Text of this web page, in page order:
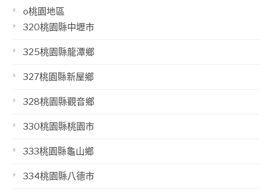
o桃園地區
320桃園縣中壢市
325桃園縣龍潭鄉
327桃園縣新屋鄉
328桃園縣觀音鄉
330桃園縣桃園市
333桃園縣龜山鄉
334桃園縣八德市